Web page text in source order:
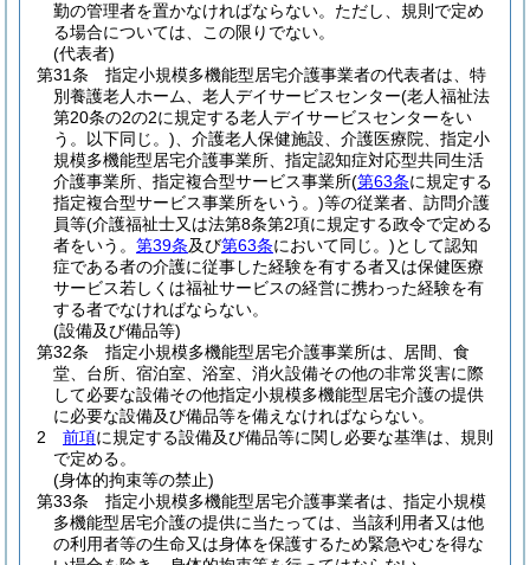
勤の管理者を置かなければならない。 ただし、規則で定め
る場合については、この限りでない。
(代表者)
第31条
指定小規模多機能型居宅介護事業者の代表者は、特
別養護老人ホーム、老人デイサービスセンター(老人福祉法
第20条の2の2に規定する老人デイサービスセンターをい
う。以下同じ。) 、介護老人保健施設、介護医療院、指定小
規模多機能型居宅介護事業所、指定認知症対応型共同生活
介護事業所、指定複合型サービス事業所(第63条に規定する
指定複合型サービス事業所をいう。)等の従業者、訪問介護
員等(介護福祉士又は法第8条第2項に規定する政令で定める
者をいう。 第39条及び第63条において同じ。)として認知
症である者の介護に従事した経験を有する者又は保健医療
サービス若しくは福祉サービスの経営に携わった経験を有
する者でなければならない。
(設備及び備品等)
第32条
指定小規模多機能型居宅介護事業所は、居間、食
堂、台所、宿泊室、浴室、消火設備その他の非常災害に際
して必要な設備その他指定小規模多機能型居宅介護の提供
に必要な設備及び備品等を備えなければならない。
2
前項に規定する設備及び備品等に関し必要な基準は、規則
で定める。
(身体的拘束等の禁止)
第33条
指定小規模多機能型居宅介護事業者は、指定小規模
多機能型居宅介護の提供に当たっては、当該利用者又は他
の利用者等の生命又は身体を保護するため緊急やむを得な